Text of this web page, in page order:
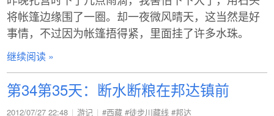
将帐篷边缘围了一圈。却一夜微风晴天，这当然是好
事情，不过因为帐篷捂得紧，里面挂了许多水珠。
继续阅读 »
第34第35天：断水断粮在邦达镇前
2012/07/27 22:48 游记 #西藏 #徒步川藏线 #邦达